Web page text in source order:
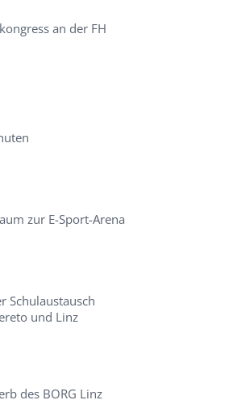
an der FH
zur E-Sport-Arena
Schulaustausch
und Linz
des BORG Linz